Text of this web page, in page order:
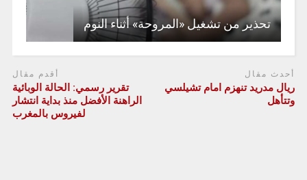
تحذير من تشغيل «المروحة» أثناء النوم
أحدث مقال
ريال مدريد تنهزم امام تشيلسي
وتتأهل
أقدم مقال
تقرير رسمي: الحالة الوبائية
الراهنة الأفضل منذ بداية انتشار
لفيروس بالمغرب